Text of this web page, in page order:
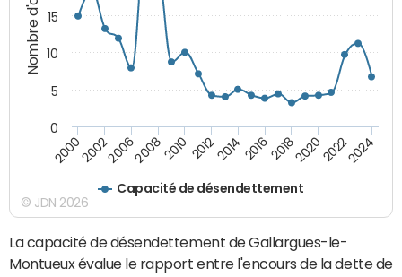
Capacité de désendettement
20002002200620082010 2012201420162018202020222024
0
5
10
15
© JDN 2026
La capacité de désendettement de Gallargues-le-
Montueux évalue le rapport entre l'encours de la dette de